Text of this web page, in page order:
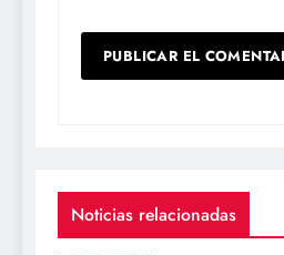
Noticias relacionadas